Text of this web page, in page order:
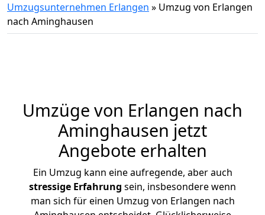
Umzugsunternehmen Erlangen » Umzug von Erlangen
nach Aminghausen
Umzüge von Erlangen nach
Aminghausen jetzt
Angebote erhalten
Ein Umzug kann eine aufregende, aber auch
stressige Erfahrung sein, insbesondere wenn
man sich für einen Umzug von Erlangen nach